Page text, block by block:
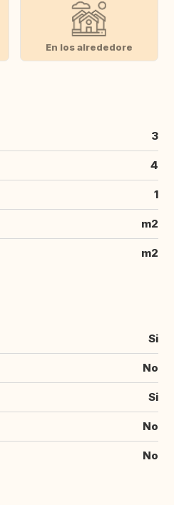
En los alrededore
3
4
1
m2
m2
Si
No
Si
No
No